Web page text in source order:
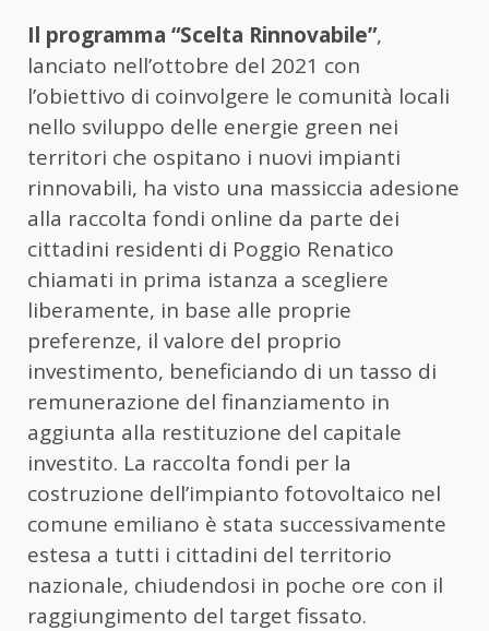
Il programma “Scelta Rinnovabile”,
lanciato nell’ottobre del 2021 con
l’obiettivo di coinvolgere le comunità locali
nello sviluppo delle energie green nei
territori che ospitano i nuovi impianti
rinnovabili, ha visto una massiccia adesione
alla raccolta fondi online da parte dei
cittadini residenti di Poggio Renatico
chiamati in prima istanza a scegliere
liberamente, in base alle proprie
preferenze, il valore del proprio
investimento, beneficiando di un tasso di
remunerazione del finanziamento in
aggiunta alla restituzione del capitale
investito. La raccolta fondi per la
costruzione dell’impianto fotovoltaico nel
comune emiliano è stata successivamente
estesa a tutti i cittadini del territorio
nazionale, chiudendosi in poche ore con il
raggiungimento del target fissato.